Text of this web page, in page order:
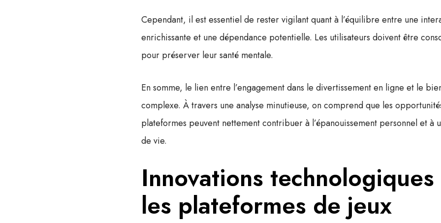
Cependant, il est essentiel de rester vigilant quant à l’équilibre entre une
enrichissante et une dépendance potentielle. Les utilisateurs doivent être
pour préserver leur santé mentale.
En somme, le lien entre l’engagement dans le divertissement en ligne et le
complexe. À travers une analyse minutieuse, on comprend que les
plateformes peuvent nettement contribuer à l’épanouissement personnel et à
de vie.
Innovations technologiques
les plateformes de jeux